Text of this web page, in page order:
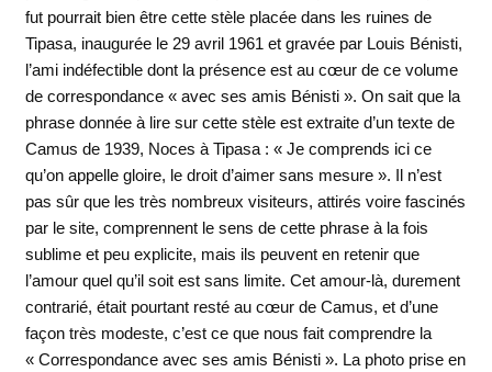
fut pourrait bien être cette stèle placée dans les ruines de
Tipasa, inaugurée le 29 avril 1961 et gravée par Louis Bénisti,
l’ami indéfectible dont la présence est au cœur de ce volume
de correspondance « avec ses amis Bénisti ». On sait que la
phrase donnée à lire sur cette stèle est extraite d’un texte de
Camus de 1939, Noces à Tipasa : « Je comprends ici ce
qu’on appelle gloire, le droit d’aimer sans mesure ». Il n’est
pas sûr que les très nombreux visiteurs, attirés voire fascinés
par le site, comprennent le sens de cette phrase à la fois
sublime et peu explicite, mais ils peuvent en retenir que
l’amour quel qu’il soit est sans limite. Cet amour-là, durement
contrarié, était pourtant resté au cœur de Camus, et d’une
façon très modeste, c’est ce que nous fait comprendre la
« Correspondance avec ses amis Bénisti ». La photo prise en